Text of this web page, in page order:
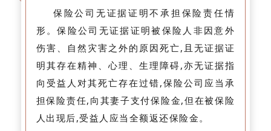
保险公司无证据证明不承担保险责任情
形。保险公司无证据证明被保险人非因意外
伤害、自然灾害之外的原因死亡,且无证据证
明其存在精神、心理、生理障碍,亦无证据指
向受益人对其死亡存在过错,保险公司应当承
担保险责任,向其妻子支付保险金,但在被保险
人出现后,受益人应当全额返还保险金。